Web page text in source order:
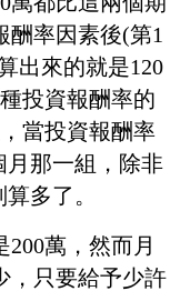
酬率因素後(第1
出來的就是120
投資報酬率的
當投資報酬率
月那一組，除非
多了。
萬，然而月
，只要給予少許